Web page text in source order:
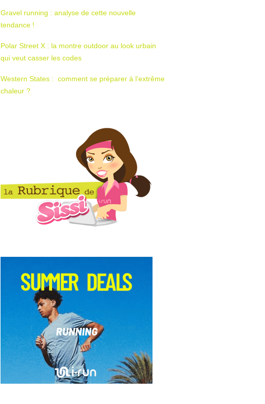
Gravel running : analyse de cette nouvelle
tendance !
Polar Street X : la montre outdoor au look urbain
qui veut casser les codes
Western States : comment se préparer à l’extrême
chaleur ?